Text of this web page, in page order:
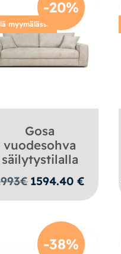
-20%
myymälässä
Gosa
vuodesohva
säilytystilalla
€ 1594.40€
-38%